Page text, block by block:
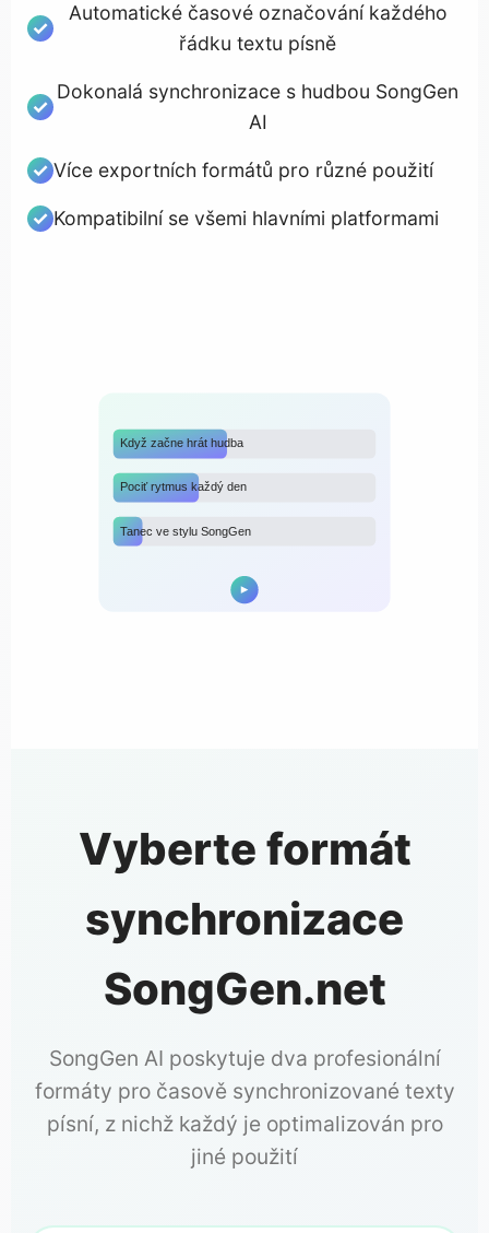
Automatické časové označování každého
řádku textu písně
Dokonalá synchronizace s hudbou SongGen
AI
Více exportních formátů pro různé použití
Kompatibilní se všemi hlavními platformami
Když začne hrát hudba
Pociť rytmus každý den
Tanec ve stylu SongGen
Vyberte formát
synchronizace
SongGen.net
SongGen AI poskytuje dva profesionální
formáty pro časově synchronizované texty
písní, z nichž každý je optimalizován pro
jiné použití